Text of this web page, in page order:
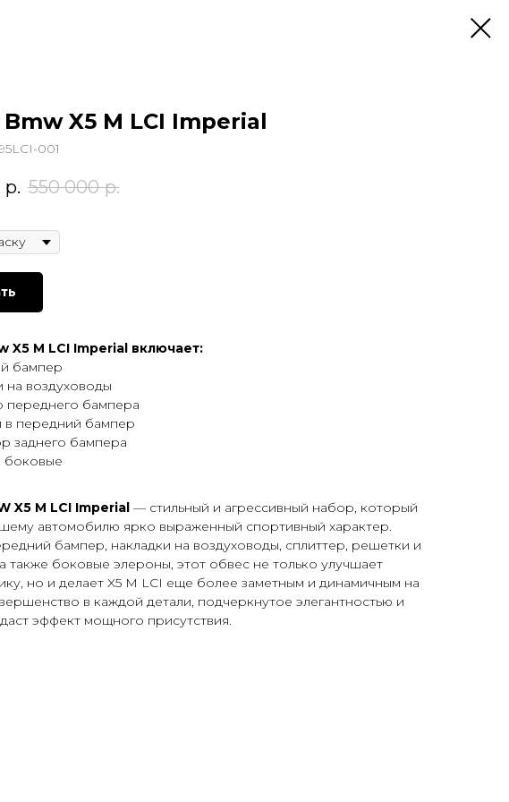
X5 M LCI Imperial
001
р. 550 000 р.
X5 M LCI Imperial включает:
бампер
на воздуховоды
переднего бампера
в передний бампер
заднего бампера
боковые
X5 M LCI Imperial — стильный и агрессивный набор, который
автомобилю ярко выраженный спортивный характер.
бампер, накладки на воздуховоды, сплиттер, решетки и
также боковые элероны, этот обвес не только улучшает
но и делает X5 M LCI еще более заметным и динамичным на
в каждой детали, подчеркнутое элегантностью и
эффект мощного присутствия.